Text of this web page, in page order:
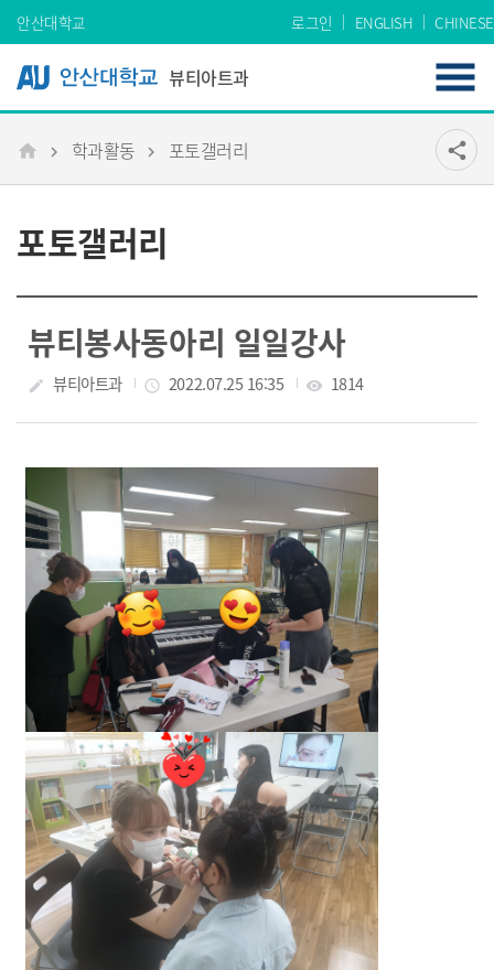
Skip Menu
안산대학교 로그인 ENGLISH CHINESE
뷰티아트과
메인 학과활동 포토갤러리 공유
share
포토갤러리
뷰티봉사동아리 일일강사
작성자
create 뷰티아트과 작성일
access_time 2022.07.25 16:35 조회수
visibility 1814